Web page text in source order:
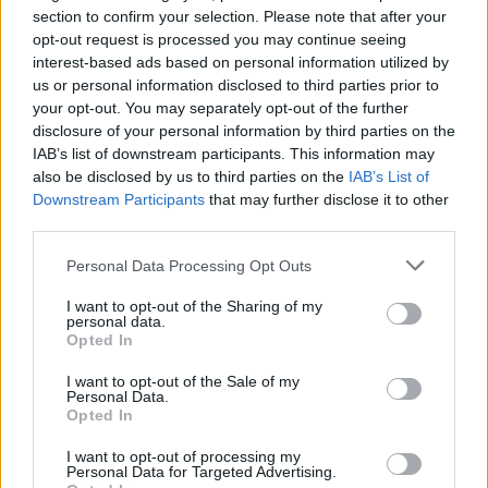
section to confirm your selection. Please note that after your
opt-out request is processed you may continue seeing
interest-based ads based on personal information utilized by
us or personal information disclosed to third parties prior to
your opt-out. You may separately opt-out of the further
disclosure of your personal information by third parties on the
IAB’s list of downstream participants. This information may
also be disclosed by us to third parties on the IAB’s List of
Downstream Participants that may further disclose it to other
Personal Data Processing Opt Outs
I want to opt-out of the Sharing of my
personal data.
Opted In
I want to opt-out of the Sale of my
Personal Data.
Opted In
I want to opt-out of processing my
Personal Data for Targeted Advertising.
ende
Bruno Guimaraes
përfundon vizitat
mjekësore, Arsenali pranë
konfirmimit të transferimit
Ferran Torres pranon
ofertën e PSG-së dhe
synon largimin nga
Barcelona
Infantino kërkon ndjesë
së të drejtave të Kupës së
ACL-së në Kosovë